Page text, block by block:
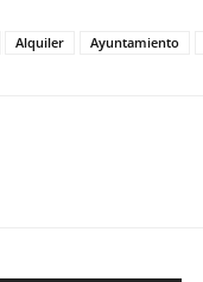
Alquiler Ayuntamiento